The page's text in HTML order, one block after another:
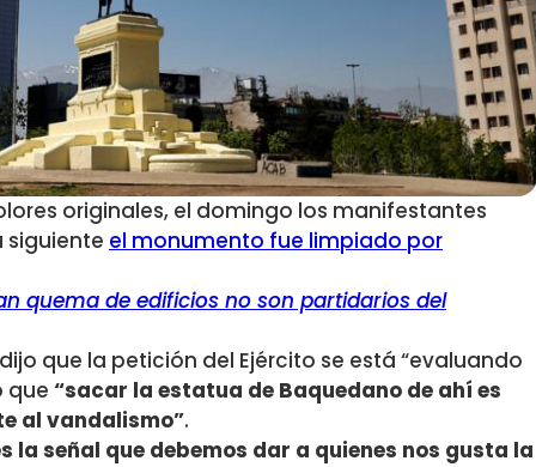
originales, el domingo los manifestantes
siguiente el monumento fue limpiado por
quema de edificios no son partidarios del
que la petición del Ejército se está “evaluando
que “sacar la estatua de Baquedano de ahí es
al vandalismo”.
la señal que debemos dar a quienes nos gusta la